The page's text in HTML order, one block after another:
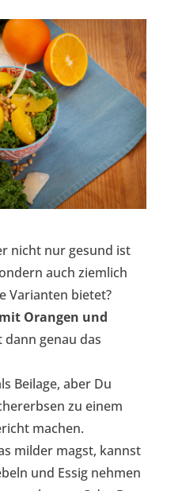
nicht nur gesund ist
auch ziemlich
Varianten bietet?
Orangen und
dann genau das
Beilage, aber Du
zu einem
machen.
milder magst, kannst
und Essig nehmen